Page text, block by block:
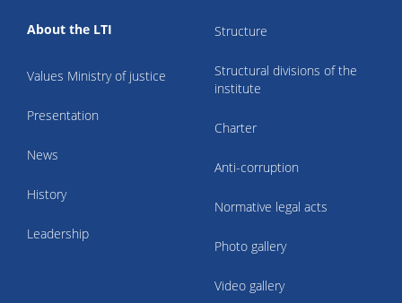
About the LTI
Values Ministry of justice
Presentation
News
History
Leadership
Structure
Structural divisions of the
institute
Charter
Anti-corruption
Normative legal acts
Photo gallery
Video gallery